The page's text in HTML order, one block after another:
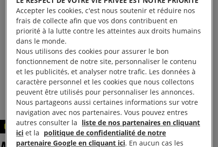
Abonnez-vous pour 3€/mois
Voir les anciens numéros
OCTOBRE 2025
Accepter les cookies, c'est nous soutenir et réduire nos
frais de collecte afin que vos dons contribuent en
priorité à la lutte contre les atteintes aux droits humains
dans le monde.
Nous utilisons des cookies pour assurer le bon
fonctionnement de notre site, personnaliser le contenu
et les publicités, et analyser notre trafic. Les données à
caractère personnel et les cookies que nous collectons
peuvent être utilisés pour personnaliser les annonces.
Nous partageons aussi certaines informations sur votre
navigation avec nos partenaires. Vous pouvez entres
autres consulter la liste de nos partenaires en cliquant
ici et la politique de confidentialité de notre
partenaire Google en cliquant ici. En aucun cas les